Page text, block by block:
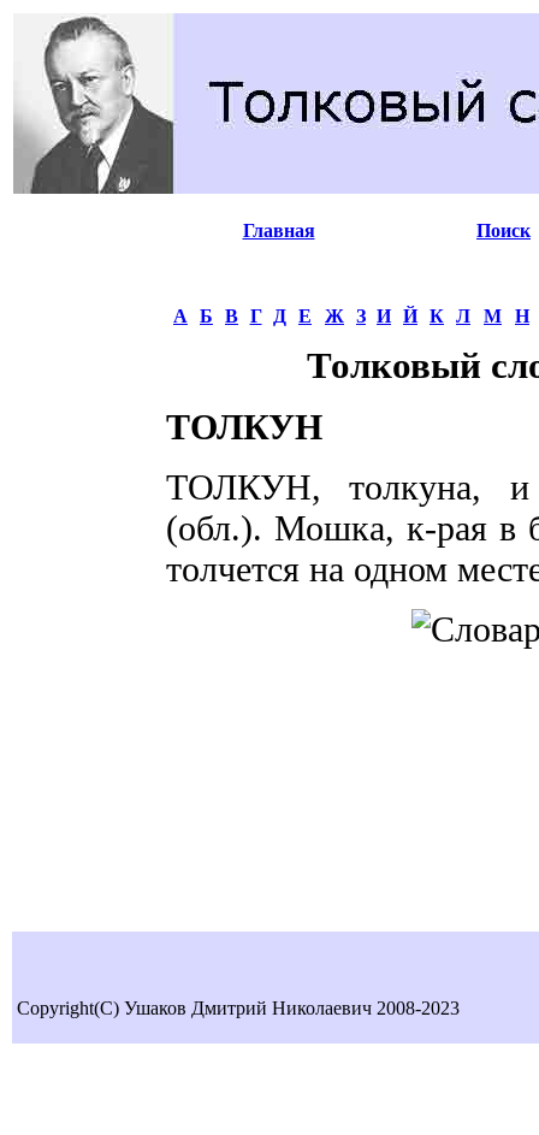
Главная Поиск
А Б В Г Д Е Ж З И Й К Л М Н
Толковый
ТОЛКУН
ТОЛКУН, толкуна,
(обл.). Мошка, к-рая в
толчется на одном
Copyright(C) Ушаков Дмитрий Николаевич 2008-2023